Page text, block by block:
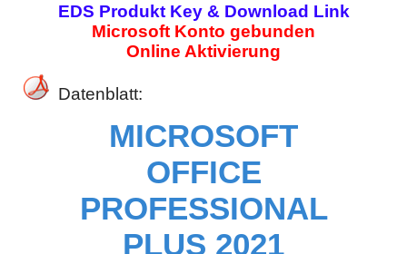
EDS Produkt Key & Download Link
Microsoft Konto gebunden
Online Aktivierung
Datenblatt:
MICROSOFT
OFFICE
PROFESSIONAL
PLUS 2021